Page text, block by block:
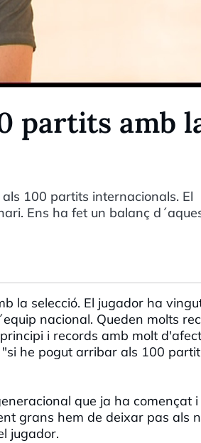
partits amb
100 partits internacionals. El
Ens ha fet un balanç
la selecció. El jugador ha
nacional. Queden molts
i records amb molt
he pogut arribar als 100
que ja ha començat i
grans hem de deixar pas als
jugador.